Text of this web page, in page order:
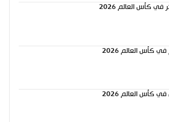
موعد مباراة الأرجنتين والجزائر في كأس العالم 2026
موعد مباراة العراق والنرويج في كأس العالم 2026
موعد مباراة فرنسا والسنغال في كأس العالم 2026